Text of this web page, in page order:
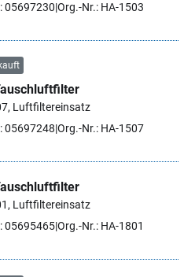
05697230 Org.-Nr.: HA-1503
Luftfiltereinsatz
05697248 Org.-Nr.: HA-1507
Luftfiltereinsatz
05695465Org.-Nr.: HA-1801